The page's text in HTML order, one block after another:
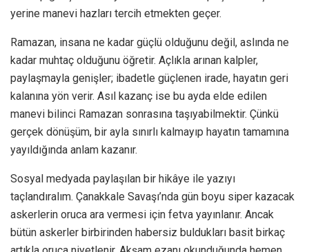
yerine manevi hazları tercih etmekten geçer.
Ramazan, insana ne kadar güçlü olduğunu değil, aslında ne
kadar muhtaç olduğunu öğretir. Açlıkla arınan kalpler,
paylaşmayla genişler; ibadetle güçlenen irade, hayatın geri
kalanına yön verir. Asıl kazanç ise bu ayda elde edilen
manevi bilinci Ramazan sonrasına taşıyabilmektir. Çünkü
gerçek dönüşüm, bir ayla sınırlı kalmayıp hayatın tamamına
yayıldığında anlam kazanır.
Sosyal medyada paylaşılan bir hikâye ile yazıyı
taçlandıralım. Çanakkale Savaşı’nda gün boyu siper kazacak
askerlerin oruca ara vermesi için fetva yayınlanır. Ancak
bütün askerler birbirinden habersiz buldukları basit birkaç